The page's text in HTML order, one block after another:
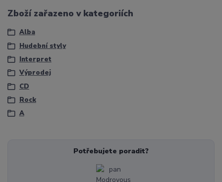
Zboží zařazeno v kategoriích
Alba
Hudební styly
Interpret
Výprodej
CD
Rock
A
Potřebujete poradit?